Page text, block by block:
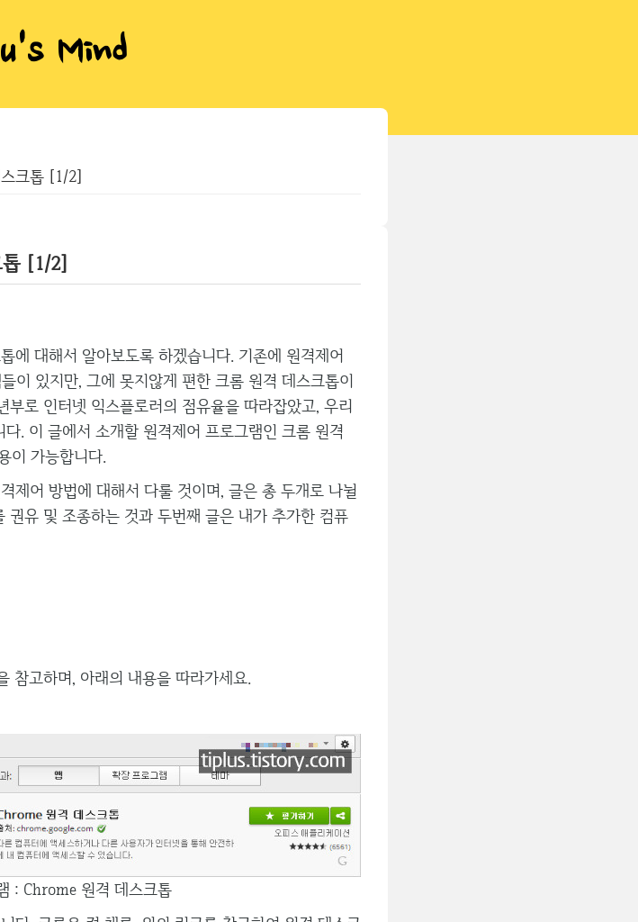
Mind
크톱 [1/2]
톱 [1/2]
에 대해서 알아보도록 하겠습니다. 기존에 원격제어
이 있지만, 그에 못지않게 편한 크롬 원격 데스크톱이
로 인터넷 익스플로러의 점유율을 따라잡았고, 우리
. 이 글에서 소개할 원격제어 프로그램인 크롬 원격
이 가능합니다.
제어 방법에 대해서 다룰 것이며, 글은 총 두개로 나뉠
권유 및 조종하는 것과 두번째 글은 내가 추가한 컴퓨
참고하며, 아래의 내용을 따라가세요.
: Chrome 원격 데스크톱